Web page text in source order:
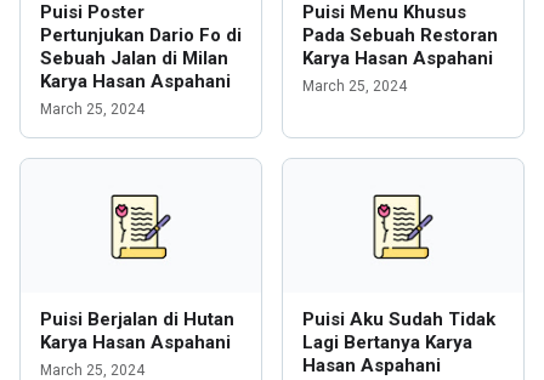
Puisi Poster
Pertunjukan Dario Fo di
Sebuah Jalan di Milan
Karya Hasan Aspahani
March 25, 2024
Puisi Menu Khusus
Pada Sebuah Restoran
Karya Hasan Aspahani
March 25, 2024
Puisi Berjalan di Hutan
Karya Hasan Aspahani
March 25, 2024
Puisi Aku Sudah Tidak
Lagi Bertanya Karya
Hasan Aspahani